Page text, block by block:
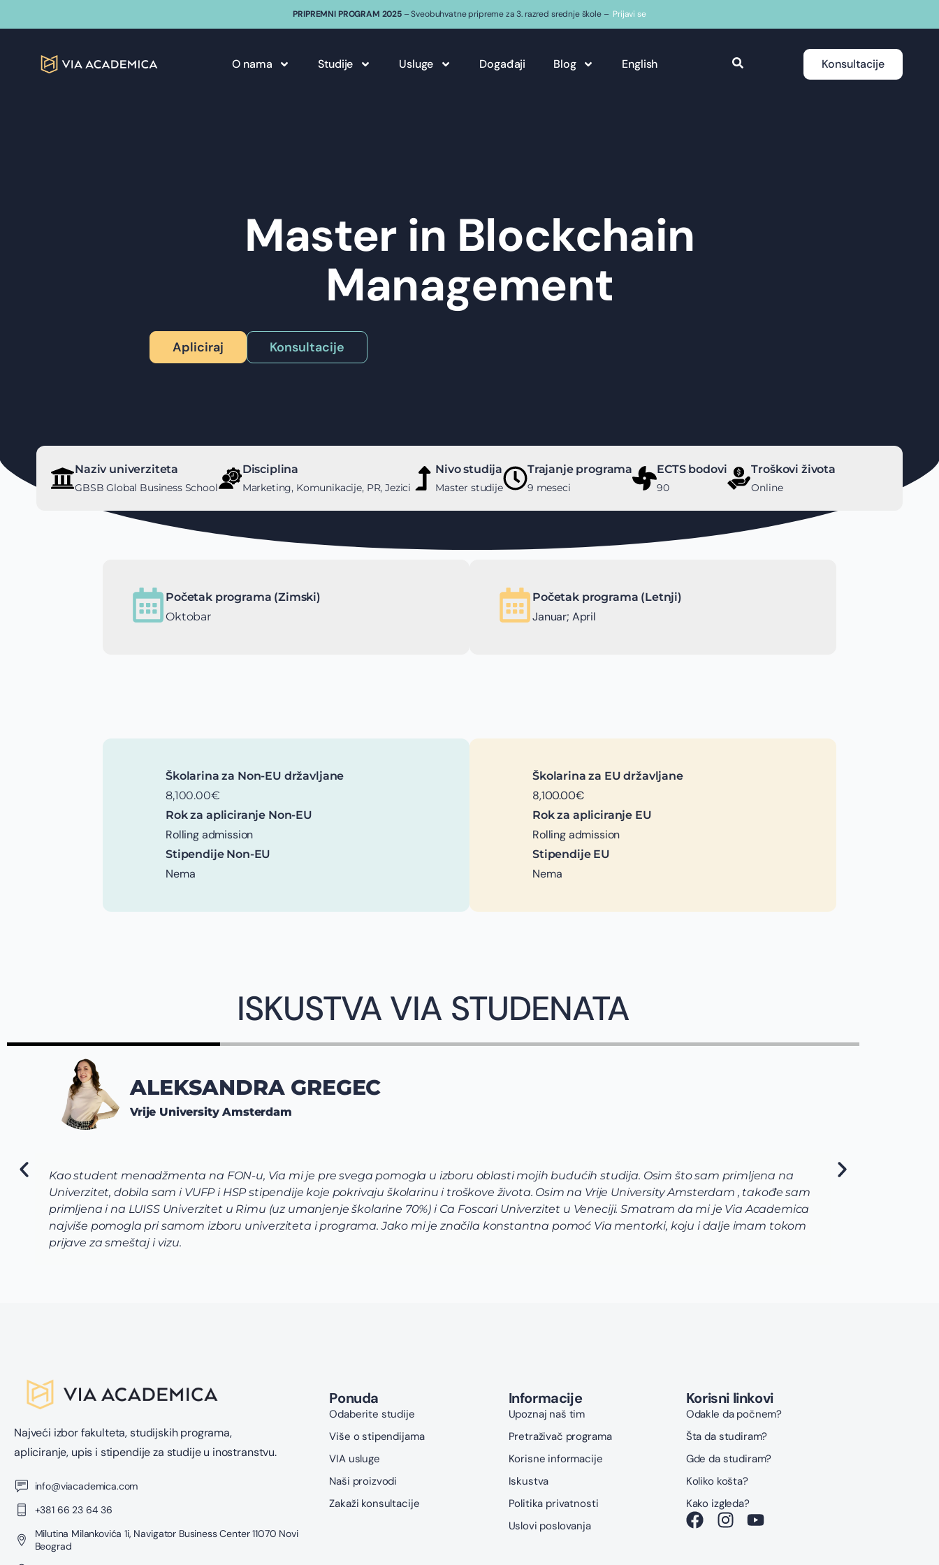
PRIPREMNI PROGRAM 2025– Sveobuhvatne pripreme za 3. razred srednje škole – Prijavi se
O nama Studije Usluge Događaji Blog English Konsultacije
Master in Blockchain
Management
Apliciraj Konsultacije
Naziv univerziteta
GBSB Global Business School
Disciplina
Marketing, Komunikacije, PR, Jezici
Nivo studija
Master studije
Trajanje programa
9 meseci
ECTS bodovi
90
Troškovi života
Online
Početak programa (Zimski)
Oktobar
Početak programa (Letnji)
Januar; April
Školarina za Non-EU državljane
8,100.00€
Rok za apliciranje Non-EU
Rolling admission
Stipendije Non-EU
Nema
Školarina za EU državljane
8,100.00€
Rok za apliciranje EU
Rolling admission
Stipendije EU
Nema
ISKUSTVA VIA STUDENATA
Kao student menadžmenta na FON-u, Via mi je pre svega pomogla u izboru oblasti mojih budućih studija. Osim što sam primljena na
Univerzitet, dobila sam i VUFP i HSP stipendije koje pokrivaju školarinu i troškove života. Osim na Vrije University Amsterdam , takođe sam
primljena i na LUISS Univerzitet u Rimu (uz umanjenje školarine 70%) i Ca Foscari Univerzitet u Veneciji. Smatram da mi je Via Academica
najviše pomogla pri samom izboru univerziteta i programa. Jako mi je značila konstantna pomoć Via mentorki, koju i dalje imam tokom
prijave za smeštaj i vizu.
ALEKSANDRA GREGEC
Vrije University Amsterdam
Najveći izbor fakulteta, studijskih programa,
apliciranje, upis i stipendije za studije u inostranstvu.
info@viacademica.com
+381 66 23 64 36
Milutina Milankovića 1i, Navigator Business Center 11070 Novi
Beograd
Ponuda
Odaberite studije
Više o stipendijama
VIA usluge
Naši proizvodi
Zakaži konsultacije
Informacije
Upoznaj naš tim
Pretraživač programa
Korisne informacije
Iskustva
Politika privatnosti
Uslovi poslovanja
Korisni linkovi
Odakle da počnem?
Šta da studiram?
Gde da studiram?
Koliko košta?
Kako izgleda?